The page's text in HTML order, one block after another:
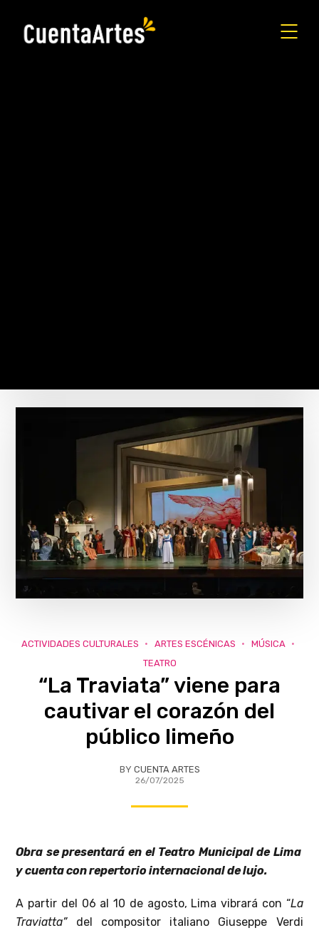
ACTIVIDADES CULTURALES ARTES ESCÉNICAS
MÚSICA
TEATRO
“La Traviata” viene para
cautivar el corazón del
público limeño
BY CUENTA ARTES
26/07/2025
Obra se presentará en el Teatro Municipal de Lima
y cuenta con repertorio internacional de lujo.
A partir del 06 al 10 de agosto, Lima vibrará con “La
Traviatta” del compositor italiano Giuseppe Verdi